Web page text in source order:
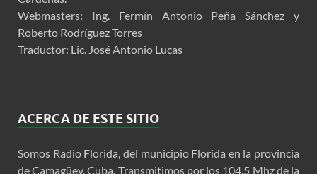
Webmasters: Ing. Fermín Antonio Peña Sánchez y
Roberto Rodríguez Torres
Traductor: Lic. José Antonio Lucas
ACERCA DE ESTE SITIO
Somos Radio Florida, del municipio Florida en la provincia
de Camagüey, Cuba. Transmitimos por los 104.5 Mhz de la